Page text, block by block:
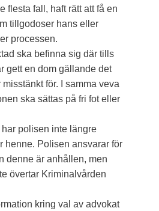
flesta fall, haft rätt att få en
tillgodoser hans eller
processen.
ska befinna sig där tills
gett en dom gällande det
för. I samma veva
ska sättas på fri fot eller
polisen inte längre
henne. Polisen ansvarar för
denne är anhållen, men
övertar Kriminalvården
kring val av advokat